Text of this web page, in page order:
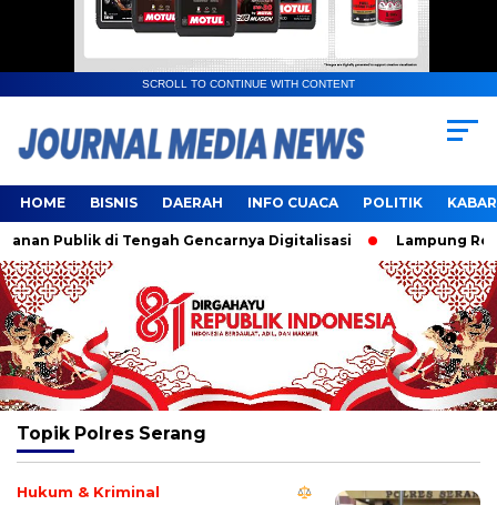
SCROLL TO CONTINUE WITH CONTENT
HOME BISNIS DAERAH INFO CUACA POLITIK
Publik di Tengah Gencarnya Digitalisasi Lampung Resmi
Topik Polres Serang
Hukum & Kriminal